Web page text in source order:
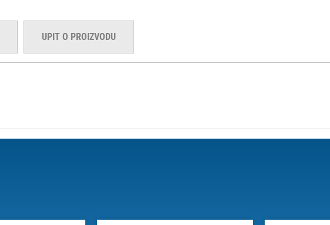
UPIT O PROIZVODU